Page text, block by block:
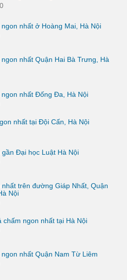
0
nhất ở Hoàng Mai, Hà Nội
nhất Quận Hai Bà Trưng, Hà
nhất Đống Đa, Hà Nội
nhất tại Đội Cấn, Hà Nội
Đại học Luật Hà Nội
trên đường Giáp Nhất, Quận
Nội
chấm ngon nhất tại Hà Nội
nhất Quận Nam Từ Liêm